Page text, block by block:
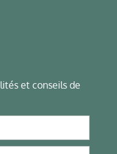
et conseils de